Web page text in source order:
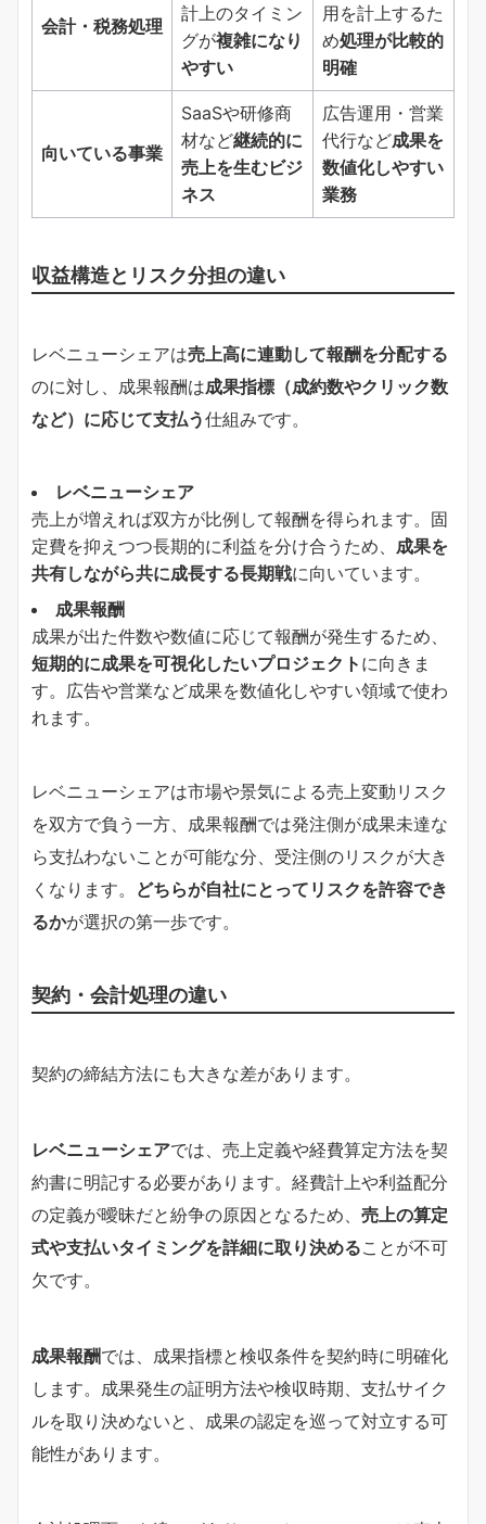
会計・税務処理
計上のタイミン
グが複雑になり
やすい
用を計上するた
め処理が比較的
明確
向いている事業
SaaSや研修商
材など継続的に
売上を生むビジ
ネス
広告運用・営業
代行など成果を
数値化しやすい
業務
収益構造とリスク分担の違い
レベニューシェアは売上高に連動して報酬を分配する
のに対し、成果報酬は成果指標（成約数やクリック数
など）に応じて支払う仕組みです。
レベニューシェア
売上が増えれば双方が比例して報酬を得られます。固
定費を抑えつつ長期的に利益を分け合うため、 成果を
共有しながら共に成長する長期戦に向いています。
成果報酬
成果が出た件数や数値に応じて報酬が発生するため、
短期的に成果を可視化したいプロジェクト に向きま
す。広告や営業など成果を数値化しやすい領域で使わ
れます。
レベニューシェアは市場や景気による売上変動リスク
を双方で負う一方、成果報酬では発注側が成果未達な
ら支払わないことが可能な分、受注側のリスクが大き
くなります。 どちらが自社にとってリスクを許容でき
るかが選択の第一歩です。
契約・会計処理の違い
契約の締結方法にも大きな差があります。
レベニューシェアでは、売上定義や経費算定方法を契
約書に明記する必要があります。経費計上や利益配分
の定義が曖昧だと紛争の原因となるため、 売上の算定
式や支払いタイミングを詳細に取り決めることが不可
欠です。
成果報酬では、成果指標と検収条件を契約時に明確化
します。成果発生の証明方法や検収時期、支払サイク
ルを取り決めないと、成果の認定を巡って対立する可
能性があります。